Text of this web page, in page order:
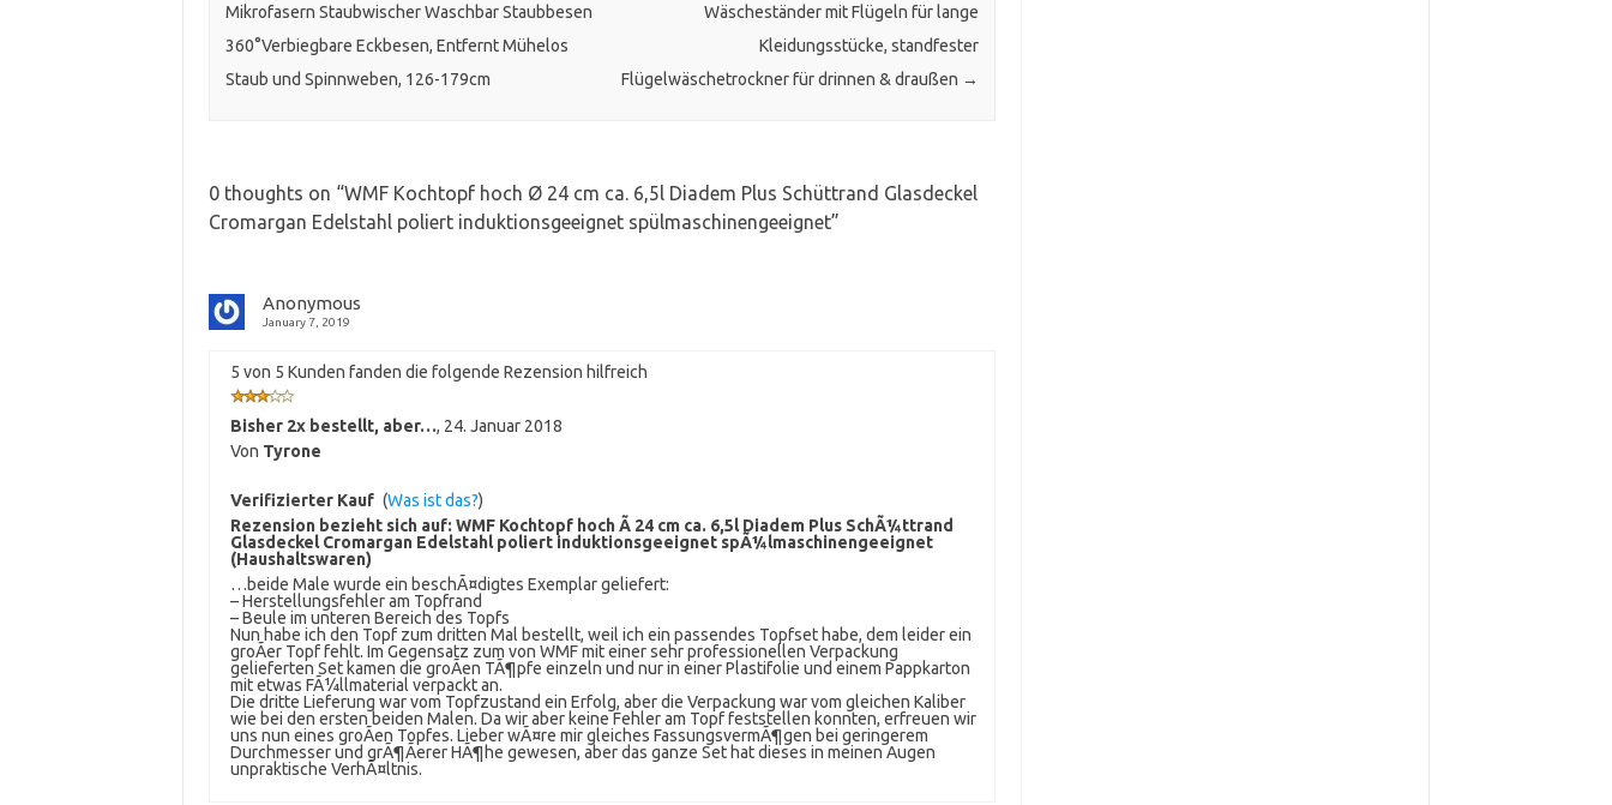
Mikrofasern Staubwischer Waschbar Staubbesen
360°Verbiegbare Eckbesen, Entfernt Mühelos
Staub und Spinnweben, 126-179cm
Wäscheständer mit Flügeln für lange
Kleidungsstücke, standfester
Flügelwäschetrockner für drinnen & draußen →
0 thoughts on “WMF Kochtopf hoch Ø 24 cm ca. 6,5l Diadem Plus Schüttrand Glasdeckel
Cromargan Edelstahl poliert induktionsgeeignet spülmaschinengeeignet”
Anonymous
January 7, 2019
5 von 5 Kunden fanden die folgende Rezension hilfreich
Bisher 2x bestellt, aber…, 24. Januar 2018
Von Tyrone
Verifizierter Kauf (Was ist das?)
Rezension bezieht sich auf: WMF Kochtopf hoch Ã 24 cm ca. 6,5l Diadem Plus SchÃ¼ttrand
Glasdeckel Cromargan Edelstahl poliert induktionsgeeignet spÃ¼lmaschinengeeignet
(Haushaltswaren)
…beide Male wurde ein beschÃ¤digtes Exemplar geliefert:
– Herstellungsfehler am Topfrand
– Beule im unteren Bereich des Topfs
Nun habe ich den Topf zum dritten Mal bestellt, weil ich ein passendes Topfset habe, dem leider ein
groÃer Topf fehlt. Im Gegensatz zum von WMF mit einer sehr professionellen Verpackung
gelieferten Set kamen die groÃen TÃ¶pfe einzeln und nur in einer Plastifolie und einem Pappkarton
mit etwas FÃ¼llmaterial verpackt an.
Die dritte Lieferung war vom Topfzustand ein Erfolg, aber die Verpackung war vom gleichen Kaliber
wie bei den ersten beiden Malen. Da wir aber keine Fehler am Topf feststellen konnten, erfreuen wir
uns nun eines groÃen Topfes. Lieber wÃ¤re mir gleiches FassungsvermÃ¶gen bei geringerem
Durchmesser und grÃ¶Ãerer HÃ¶he gewesen, aber das ganze Set hat dieses in meinen Augen
unpraktische VerhÃ¤ltnis.